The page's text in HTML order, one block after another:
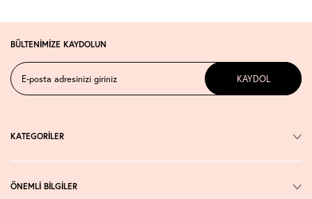
BÜLTENİMİZE KAYDOLUN
KAYDOL
KATEGORİLER
ÖNEMLİ BİLGİLER